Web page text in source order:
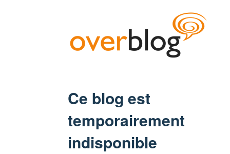
Ce blog est
temporairement
indisponible